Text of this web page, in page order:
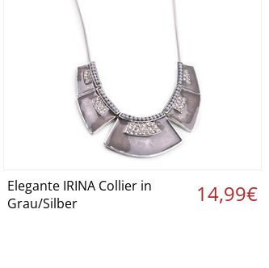
Details ansehen ›
Elegante IRINA Collier in
Grau/Silber
14,99€